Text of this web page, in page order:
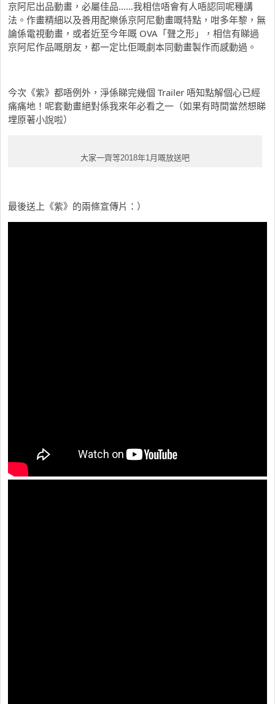
京阿尼出品動畫，必屬佳品……我相信唔會有人唔認同呢種講
法。作畫精細以及善用配樂係京阿尼動畫嘅特點，咁多年黎，無
論係電視動畫，或者近至今年嘅 OVA「聲之形」，相信有睇過
京阿尼作品嘅朋友，都一定比佢嘅劇本同動畫製作而感動過。
今次《紫》都唔例外，淨係睇完幾個 Trailer 唔知點解個心已經
痛痛地！呢套動畫絕對係我來年必看之一（如果有時間當然想睇
埋原著小說啦）
大家一齊等2018年1月嘅放送吧
最後送上《紫》的兩條宣傳片：）